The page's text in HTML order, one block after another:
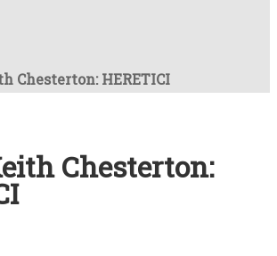
Chesterton: HERETICI
Chesterton: